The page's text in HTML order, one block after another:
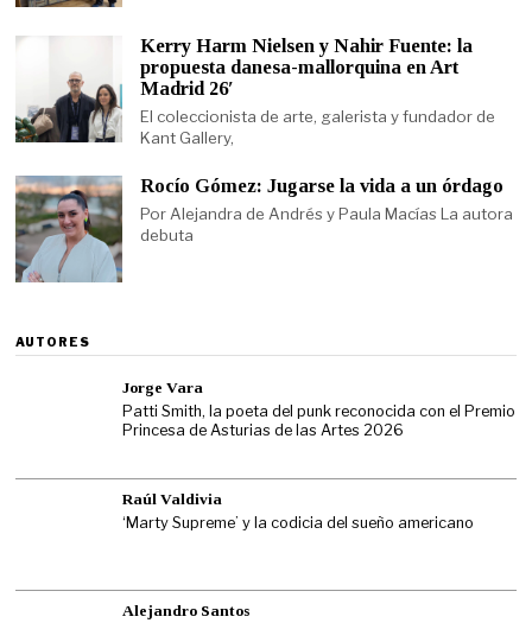
Kerry Harm Nielsen y Nahir Fuente: la
propuesta danesa-mallorquina en Art
Madrid 26′
El coleccionista de arte, galerista y fundador de
Kant Gallery,
Rocío Gómez: Jugarse la vida a un órdago
Por Alejandra de Andrés y Paula Macías La autora
debuta
AUTORES
Jorge Vara
Patti Smith, la poeta del punk reconocida con el Premio
Princesa de Asturias de las Artes 2026
Raúl Valdivia
‘Marty Supreme’ y la codicia del sueño americano
Alejandro Santos